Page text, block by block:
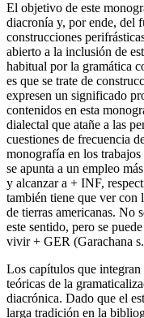
El objetivo de este
diacronía y, por ende, del
construcciones
abierto a la inclusión de
habitual por la gramática
es que se trate de
expresen un significado
contenidos en esta
dialectal que atañe a las
cuestiones de frecuencia
monografía en los
se apunta a un empleo
y alcanzar a + INF,
también tiene que ver con
de tierras americanas. No
este sentido, pero se
vivir+ GER (Garachana
Los capítulos que
teóricas de la
diacrónica. Dado que el
larga tradición en la